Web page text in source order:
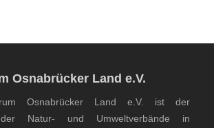
Osnabrücker Land e.V.
Osnabrücker Land e.V. ist der
der Natur- und Umweltverbände in